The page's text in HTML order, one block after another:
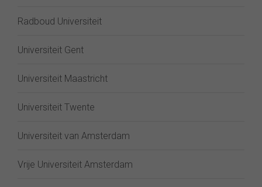
Radboud Universiteit
Universiteit Gent
Universiteit Maastricht
Universiteit Twente
Universiteit van Amsterdam
Vrije Universiteit Amsterdam